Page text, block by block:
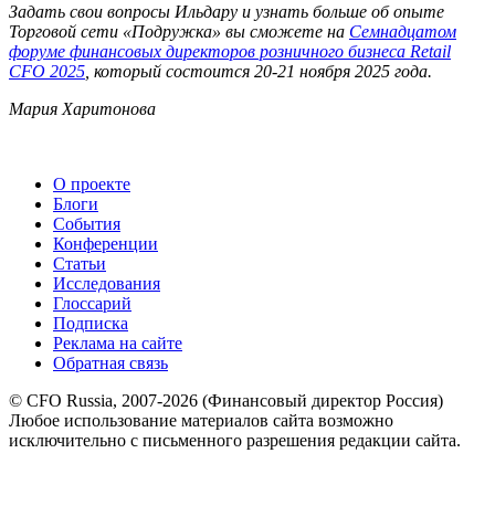
Задать свои вопросы Ильдару и узнать больше об опыте
Торговой сети «Подружка» вы сможете на Семнадцатом
форуме финансовых директоров розничного бизнеса Retail
CFO 2025 , который состоится 20-21 ноября 2025 года.
Мария Харитонова
О проекте
Блоги
События
Конференции
Статьи
Исследования
Глоссарий
Подписка
Реклама на сайте
Обратная связь
© CFO Russia, 2007-2026 (Финансовый директор Россия)
Любое использование материалов сайта возможно
исключительно с письменного разрешения редакции сайта.